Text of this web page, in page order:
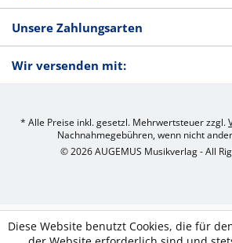
Unsere Zahlungsarten
Wir versenden mit:
* Alle Preise inkl. gesetzl. Mehrwertsteuer zzgl.
Nachnahmegebühren, wenn nicht
© 2026 AUGEMUS Musikverlag - All
Diese Website benutzt Cookies, die für